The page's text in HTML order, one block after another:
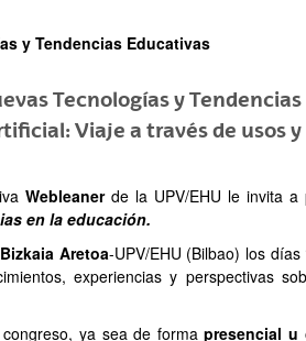
y Tendencias Educativas
Tecnologías y
Viaje a través de usos
Webleanerde la UPV/EHU le invita a
en la educación.
Bizkaia Aretoa-UPV/EHU (Bilbao) los días
experiencias y perspectivas
congreso, ya sea de formapresencial u